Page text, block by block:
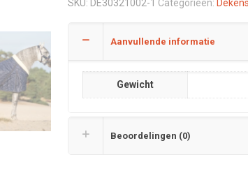
SKU: DE30321002-1 Categorieën: Dekens
Aanvullende informatie
Gewicht
Beoordelingen (0)